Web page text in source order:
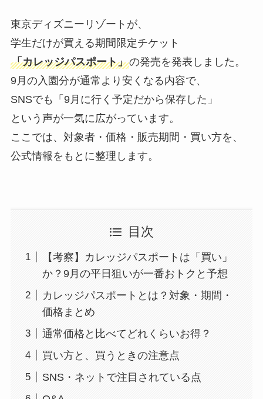
東京ディズニーリゾートが、
学生だけが買える期間限定チケット
「カレッジパスポート」の発売を発表しました。
9月の入園分が通常より安くなる内容で、
SNSでも「9月に行く予定だから保存した」
という声が一気に広がっています。
ここでは、対象者・価格・販売期間・買い方を、
公式情報をもとに整理します。
目次
【考察】カレッジパスポートは「買い」
か？9月の平日狙いが一番おトクと予想
カレッジパスポートとは？対象・期間・
価格まとめ
通常価格と比べてどれくらいお得？
買い方と、買うときの注意点
SNS・ネットで注目されている点